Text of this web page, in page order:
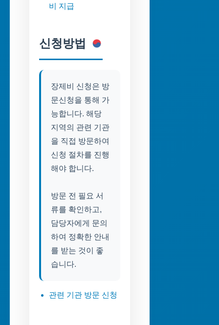
비 지급
신청방법
장제비 신청은 방
문신청을 통해 가
능합니다. 해당
지역의 관련 기관
을 직접 방문하여
신청 절차를 진행
해야 합니다.
방문 전 필요 서
류를 확인하고,
담당자에게 문의
하여 정확한 안내
를 받는 것이 좋
습니다.
관련 기관 방문 신청